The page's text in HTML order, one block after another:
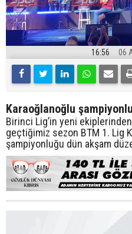
16:56 06
Karaoğlanoğlu
Birinci Lig’in yeni
geçtiğimiz sezon BTM 1. Lig
şampiyonluğu dün akşam